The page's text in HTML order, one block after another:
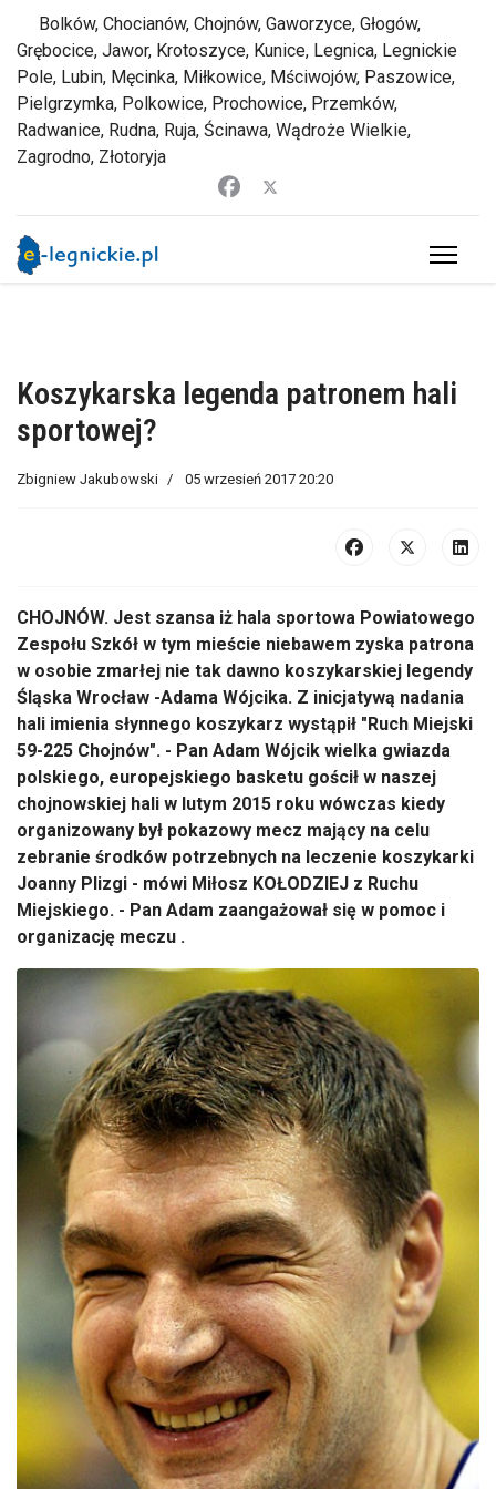
Bolków, Chocianów, Chojnów, Gaworzyce, Głogów,
Grębocice, Jawor, Krotoszyce, Kunice, Legnica, Legnickie
Pole, Lubin, Męcinka, Miłkowice, Mściwojów, Paszowice,
Pielgrzymka, Polkowice, Prochowice, Przemków,
Radwanice, Rudna, Ruja, Ścinawa, Wądroże Wielkie,
Zagrodno, Złotoryja
Koszykarska legenda patronem hali
sportowej?
Zbigniew Jakubowski 05 wrzesień 2017 20:20
CHOJNÓW. Jest szansa iż hala sportowa Powiatowego
Zespołu Szkół w tym mieście niebawem zyska patrona
w osobie zmarłej nie tak dawno koszykarskiej legendy
Śląska Wrocław -Adama Wójcika. Z inicjatywą nadania
hali imienia słynnego koszykarz wystąpił "Ruch Miejski
59-225 Chojnów". - Pan Adam Wójcik wielka gwiazda
polskiego, europejskiego basketu gościł w naszej
chojnowskiej hali w lutym 2015 roku wówczas kiedy
organizowany był pokazowy mecz mający na celu
zebranie środków potrzebnych na leczenie koszykarki
Joanny Plizgi - mówi Miłosz KOŁODZIEJ z Ruchu
Miejskiego. - Pan Adam zaangażował się w pomoc i
organizację meczu .